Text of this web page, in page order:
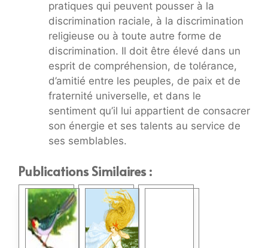
pratiques qui peuvent pousser à la
discrimination raciale, à la discrimination
religieuse ou à toute autre forme de
discrimination. Il doit être élevé dans un
esprit de compréhension, de tolérance,
d’amitié entre les peuples, de paix et de
fraternité universelle, et dans le
sentiment qu’il lui appartient de consacrer
son énergie et ses talents au service de
ses semblables.
Publications Similaires :